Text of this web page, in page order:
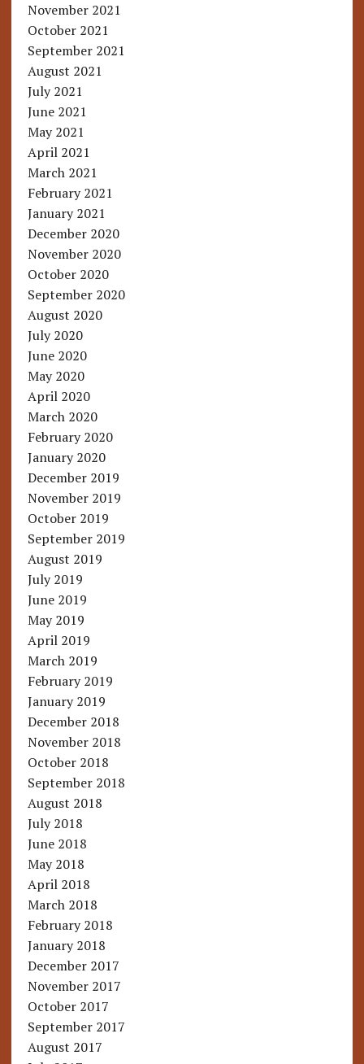
November 2021
October 2021
September 2021
August 2021
July 2021
June 2021
May 2021
April 2021
March 2021
February 2021
January 2021
December 2020
November 2020
October 2020
September 2020
August 2020
July 2020
June 2020
May 2020
April 2020
March 2020
February 2020
January 2020
December 2019
November 2019
October 2019
September 2019
August 2019
July 2019
June 2019
May 2019
April 2019
March 2019
February 2019
January 2019
December 2018
November 2018
October 2018
September 2018
August 2018
July 2018
June 2018
May 2018
April 2018
March 2018
February 2018
January 2018
December 2017
November 2017
October 2017
September 2017
August 2017